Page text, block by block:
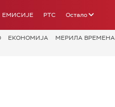
ЕМИСИЈЕ РТС Остало
ЕКОНОМИЈА МЕРИЛА ВРЕМЕНА